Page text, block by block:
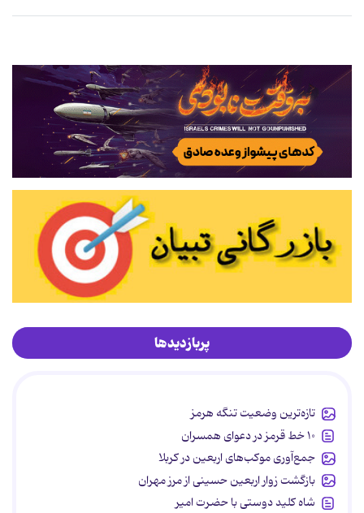
پربازدیدها
تازه‌ترین وضعیت تنگه هرمز
۱۰ خط قرمز در دعوای همسران
جمع‌آوری موکب‌های اربعین در کربلا
بازگشت زوار اربعین حسینی از مرز مهران
شاه کلید دوستی با حضرت امیر